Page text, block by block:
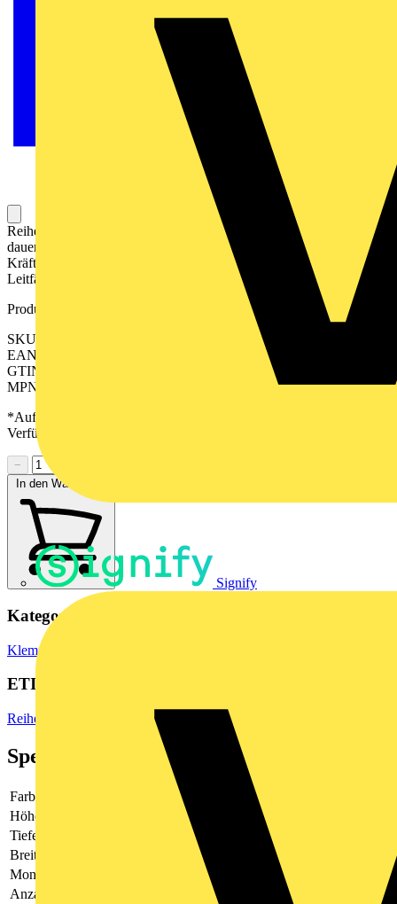
Signify
Reihenklemme zum Anschließen oder Verbinden von Leitern mit
dauerhaft sicherem Kontakt. Gehärteter Stahl hält den mechanischen
Kräften stand, Zinn-beschichtetes Kupfer sorgt für beste
Leitfähigkeit.
Produktkennzeichen
SKU: 2552170000
EAN: 04050118628197
GTIN: 04050118628197
MPN: A2C 35 3FT DM
*Auf Anfrage verfügbar - bitte in den Warenkorb legen, um
Verfügbarkeit zu prüfen
−
In den Warenkorb
Kategorien
Klemmen, Steckverbinder & Verbindungselemente
ETIM Group
Reihenklemmen
Spezifikationen
Farbe
Höhe
Tiefe
Breite
Montageart
Direktmontage
Anzahl der Etagen